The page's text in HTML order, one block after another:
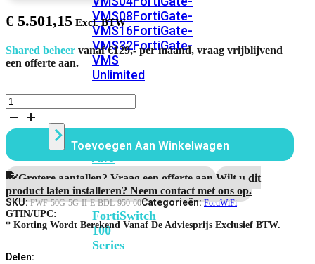
VMS08FortiGate-
VMS16FortiGate-
VMS32FortiGate-
VMS
Unlimited
Alle
FortiSwitches
bekijken
FortiSwitch
100
Series
€ 5.501,15
Shared beheer vanaf €129,- per maand, vraag vrijblijvend
een offerte aan.
FortiWiFi
50G
II
Bundel
60
Maanden
Unified
Threat
Protection
aantal
Toevoegen Aan Winkelwagen
Grotere aantallen? Vraag een offerte aan.Wilt u dit
product laten installeren? Neem contact met ons op.
SKU:FWF-50G-5G-II-E-BDL-950-60Categorieën:FortiWiFi
GTIN/UPC:
* Korting Wordt Berekend Vanaf De Adviesprijs Exclusief BTW.
Delen: